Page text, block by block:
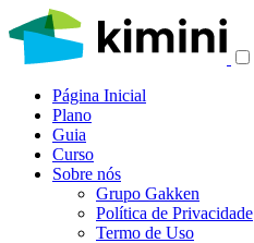
Página Inicial
Plano
Guia
Curso
Sobre nós
Grupo Gakken
Política de Privacidade
Termo de Uso